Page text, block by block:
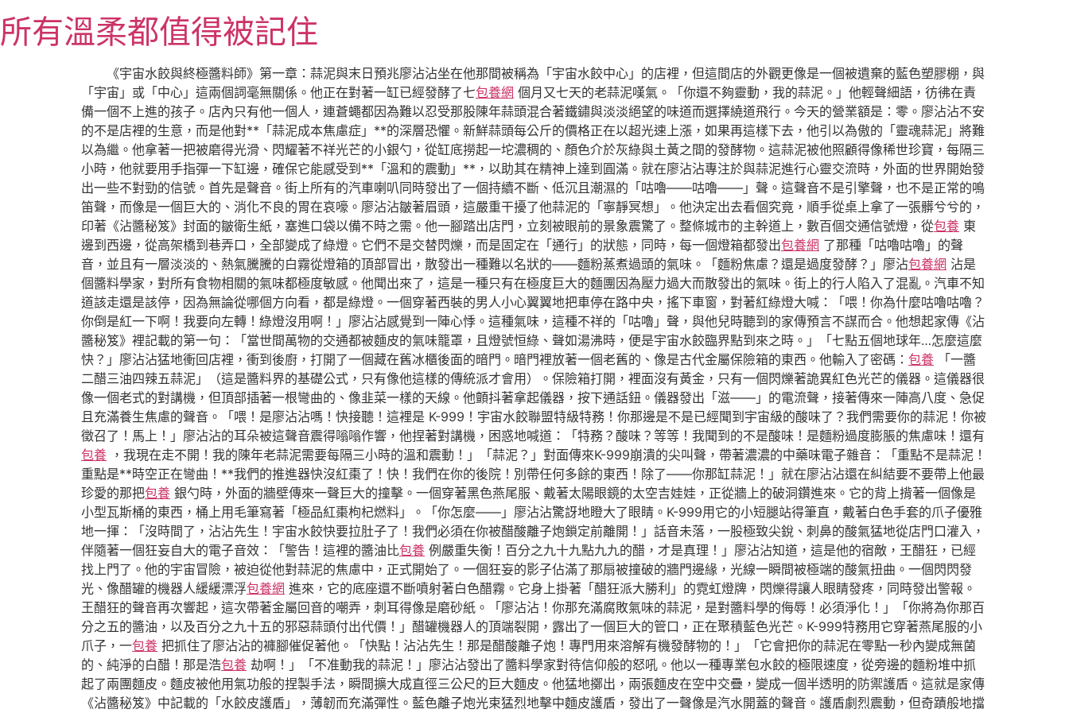
至
主所有溫柔都值得被記住
《宇宙水餃與終極醬料師》第一章：蒜泥與末日預兆廖沾沾坐在他那間被稱為「宇宙水餃中心」的店裡，但這間店的外觀更像是一個被遺棄的藍色塑膠棚，與
「宇宙」或「中心」這兩個詞毫無關係。他正在對著一缸已經發酵了七包養網 個月又七天的老蒜泥嘆氣。「你還不夠靈動，我的蒜泥。」他輕聲細語，彷彿在責
備一個不上進的孩子。店內只有他一個人，連蒼蠅都因為難以忍受那股陳年蒜頭混合著鐵鏽與淡淡絕望的味道而選擇繞道飛行。今天的營業額是：零。廖沾沾不安
的不是店裡的生意，而是他對**「蒜泥成本焦慮症」**的深層恐懼。新鮮蒜頭每公斤的價格正在以超光速上漲，如果再這樣下去，他引以為傲的「靈魂蒜泥」將難
以為繼。他拿著一把被磨得光滑、閃耀著不祥光芒的小銀勺，從缸底撈起一坨濃稠的、顏色介於灰綠與土黃之間的發酵物。這蒜泥被他照顧得像稀世珍寶，每隔三
小時，他就要用手指彈一下缸邊，確保它能感受到**「溫和的震動」**，以助其在精神上達到圓滿。就在廖沾沾專注於與蒜泥進行心靈交流時，外面的世界開始發
出一些不對勁的信號。首先是聲音。街上所有的汽車喇叭同時發出了一個持續不斷、低沉且潮濕的「咕嚕——咕嚕——」聲。這聲音不是引擎聲，也不是正常的鳴
笛聲，而像是一個巨大的、消化不良的胃在哀嚎。廖沾沾皺著眉頭，這嚴重干擾了他蒜泥的「寧靜冥想」。他決定出去看個究竟，順手從桌上拿了一張髒兮兮的，
印著《沾醬秘笈》封面的皺衛生紙，塞進口袋以備不時之需。他一腳踏出店門，立刻被眼前的景象震驚了。整條城市的主幹道上，數百個交通信號燈，從包養 東
邊到西邊，從高架橋到巷弄口，全部變成了綠燈。它們不是交替閃爍，而是固定在「通行」的狀態，同時，每一個燈箱都發出包養網 了那種「咕嚕咕嚕」的聲
音，並且有一層淡淡的、熱氣騰騰的白霧從燈箱的頂部冒出，散發出一種難以名狀的——麵粉蒸煮過頭的氣味。「麵粉焦慮？還是過度發酵？」廖沾包養網 沾是
個醬料學家，對所有食物相關的氣味都極度敏感。他聞出來了，這是一種只有在極度巨大的麵團因為壓力過大而散發出的氣味。街上的行人陷入了混亂。汽車不知
道該走還是該停，因為無論從哪個方向看，都是綠燈。一個穿著西裝的男人小心翼翼地把車停在路中央，搖下車窗，對著紅綠燈大喊：「喂！你為什麼咕嚕咕嚕？
你倒是紅一下啊！我要向左轉！綠燈沒用啊！」廖沾沾感覺到一陣心悸。這種氣味，這種不祥的「咕嚕」聲，與他兒時聽到的家傳預言不謀而合。他想起家傳《沾
醬秘笈》裡記載的第一句：「當世間萬物的交通都被麵皮的氣味籠罩，且燈號恒綠、聲如湯沸時，便是宇宙水餃臨界點到來之時。」「七點五個地球年…怎麼這麼
快？」廖沾沾猛地衝回店裡，衝到後廚，打開了一個藏在舊冰櫃後面的暗門。暗門裡放著一個老舊的、像是古代金屬保險箱的東西。他輸入了密碼： 包養 「一醬
二醋三油四辣五蒜泥」（這是醬料界的基礎公式，只有像他這樣的傳統派才會用）。保險箱打開，裡面沒有黃金，只有一個閃爍著詭異紅色光芒的儀器。這儀器很
像一個老式的對講機，但頂部插著一根彎曲的、像韭菜一樣的天線。他顫抖著拿起儀器，按下通話鈕。儀器發出「滋——」的電流聲，接著傳來一陣高八度、急促
且充滿養生焦慮的聲音。「喂！是廖沾沾嗎！快接聽！這裡是 K-999！宇宙水餃聯盟特級特務！你那邊是不是已經聞到宇宙級的酸味了？我們需要你的蒜泥！你被
徵召了！馬上！」廖沾沾的耳朵被這聲音震得嗡嗡作響，他捏著對講機，困惑地喊道：「特務？酸味？等等！我聞到的不是酸味！是麵粉過度膨脹的焦慮味！還有
包養 ，我現在走不開！我的陳年老蒜泥需要每隔三小時的溫和震動！」「蒜泥？」對面傳來K-999崩潰的尖叫聲，帶著濃濃的中藥味電子雜音：「重點不是蒜泥！
重點是**時空正在彎曲！**我們的推進器快沒紅棗了！快！我們在你的後院！別帶任何多餘的東西！除了——你那缸蒜泥！」就在廖沾沾還在糾結要不要帶上他最
珍愛的那把包養 銀勺時，外面的牆壁傳來一聲巨大的撞擊。一個穿著黑色燕尾服、戴著太陽眼鏡的太空吉娃娃，正從牆上的破洞鑽進來。它的背上揹著一個像是
小型瓦斯桶的東西，桶上用毛筆寫著「極品紅棗枸杞燃料」。「你怎麼——」廖沾沾驚訝地瞪大了眼睛。K-999用它的小短腿站得筆直，戴著白色手套的爪子優雅
地一揮：「沒時間了，沾沾先生！宇宙水餃快要拉肚子了！我們必須在你被醋酸離子炮鎖定前離開！」話音未落，一股極致尖銳、刺鼻的酸氣猛地從店門口灌入，
伴隨著一個狂妄自大的電子音效：「警告！這裡的醬油比包養 例嚴重失衡！百分之九十九點九九的醋，才是真理！」廖沾沾知道，這是他的宿敵，王醋狂，已經
找上門了。他的宇宙冒險，被迫從他對蒜泥的焦慮中，正式開始了。一個狂妄的影子佔滿了那扇被撞破的牆門邊緣，光線一瞬間被極端的酸氣扭曲。一個閃閃發
光、像醋罐的機器人緩緩漂浮包養網 進來，它的底座還不斷噴射著白色醋霧。它身上掛著「醋狂派大勝利」的霓虹燈牌，閃爍得讓人眼睛發疼，同時發出警報。
王醋狂的聲音再次響起，這次帶著金屬回音的嘲弄，刺耳得像是磨砂紙。「廖沾沾！你那充滿腐敗氣味的蒜泥，是對醬料學的侮辱！必須淨化！」「你將為你那百
分之五的醬油，以及百分之九十五的邪惡蒜頭付出代價！」醋罐機器人的頂端裂開，露出了一個巨大的管口，正在聚積藍色光芒。K-999特務用它穿著燕尾服的小
爪子，一包養 把抓住了廖沾沾的褲腳催促著他。「快點！沾沾先生！那是醋酸離子炮！專門用來溶解有機發酵物的！」「它會把你的蒜泥在零點一秒內變成無菌
的、純淨的白醋！那是浩包養 劫啊！」「不准動我的蒜泥！」廖沾沾發出了醬料學家對待信仰般的怒吼。他以一種專業包水餃的極限速度，從旁邊的麵粉堆中抓
起了兩團麵皮。麵皮被他用氣功般的捏製手法，瞬間擴大成直徑三公尺的巨大麵皮。他猛地擲出，兩張麵皮在空中交疊，變成一個半透明的防禦護盾。這就是家傳
《沾醬秘笈》中記載的「水餃皮護盾」，薄韌而充滿彈性。藍色離子炮光束猛烈地擊中麵皮護盾，發出了一聲像是汽水開蓋的聲音。護盾劇烈震動，但奇蹟般地擋